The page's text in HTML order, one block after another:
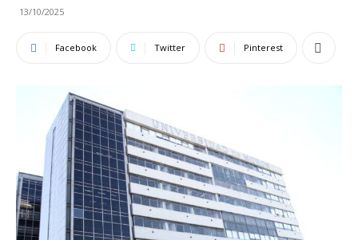
13/10/2025
Facebook Twitter Pinterest